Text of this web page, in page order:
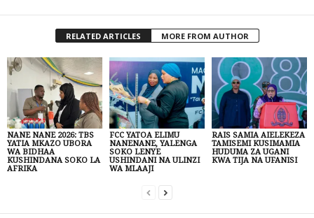
RELATED ARTICLES MORE FROM AUTHOR
NANE NANE 2026: TBS
YATIA MKAZO UBORA
WA BIDHAA
KUSHINDANA SOKO LA
AFRIKA
FCC YATOA ELIMU
NANENANE, YALENGA
SOKO LENYE
USHINDANI NA ULINZI
WA MLAAJI
RAIS SAMIA AIELEKEZA
TAMISEMI KUSIMAMIA
HUDUMA ZA UGANI
KWA TIJA NA UFANISI